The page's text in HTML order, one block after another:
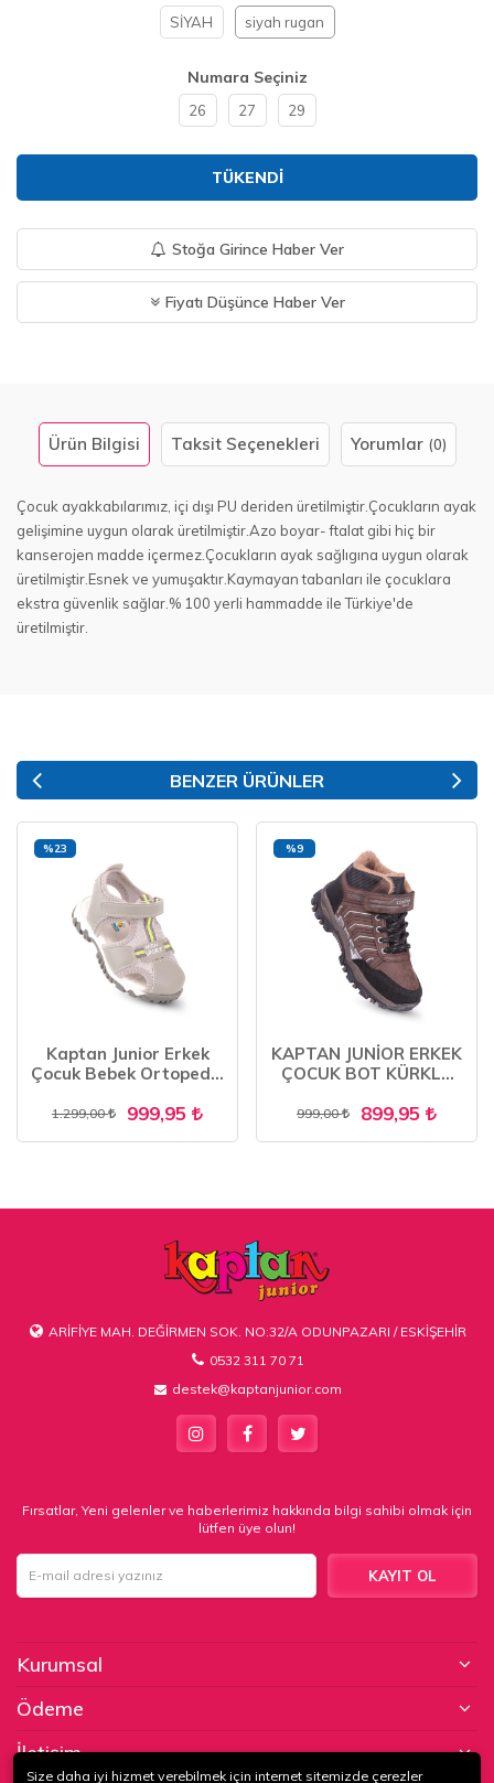
SİYAH siyah rugan
Numara Seçiniz
26 27 29
TÜKENDI
Stoğa Girince Haber Ver
Fiyatı Düşünce Haber Ver
Ürün Bilgisi Taksit Seçenekleri Yorumlar (0)
Çocuk ayakkabılarımız, içi dışı PU deriden üretilmiştir.Çocukların ayak
gelişimine uygun olarak üretilmiştir.Azo boyar- ftalat gibi hiç bir
kanserojen madde içermez.Çocukların ayak sağlıgına uygun olarak
üretilmiştir.Esnek ve yumuşaktır.Kaymayan tabanları ile çocuklara
ekstra güvenlik sağlar.% 100 yerli hammadde ile Türkiye'de
üretilmiştir.
BENZER ÜRÜNLER
Kaptan Junior Erkek
Çocuk Bebek Ortopedik
BAZNE 505
1.299,00 999,95
%23
KAPTAN JUNİOR ERKEK
ÇOCUK BOT KÜRKLÜ
999,00 899,95
%9
ARİFİYE MAH. DEĞİRMEN SOK. NO:32/A ODUNPAZARI / ESKİŞEHİR
0532 311 70 71
destek@kaptanjunior.com
Fırsatlar, Yeni gelenler ve haberlerimiz hakkında bilgi sahibi olmak için
lütfen üye olun!
KAYIT OL
Kurumsal
Ödeme
İletişim
Size daha iyi hizmet verebilmek için internet sitemizde çerezler